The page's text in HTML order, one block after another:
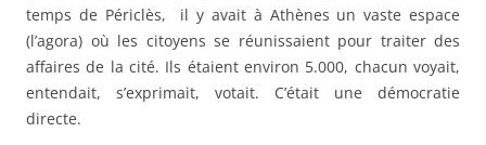
temps de Périclès, il y avait à Athènes un vaste espace
(l’agora) où les citoyens se réunissaient pour traiter des
affaires de la cité. Ils étaient environ 5.000, chacun voyait,
entendait, s’exprimait, votait. C’était une démocratie
directe.